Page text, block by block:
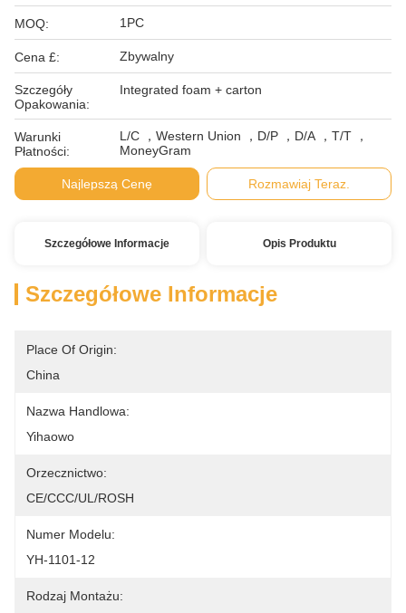
MOQ: 1PC
Cena £: Zbywalny
Szczegóły
Opakowania:
Integrated foam + carton
Warunki
Płatności:
L/C ，Western Union ，D/P ，D/A ，T/T ，
MoneyGram
Najlepszą Cenę Rozmawiaj Teraz.
Szczegółowe Informacje Opis Produktu
Szczegółowe Informacje
Place Of Origin:
China
Nazwa Handlowa:
Yihaowo
Orzecznictwo:
CE/CCC/UL/ROSH
Numer Modelu:
YH-1101-12
Rodzaj Montażu: